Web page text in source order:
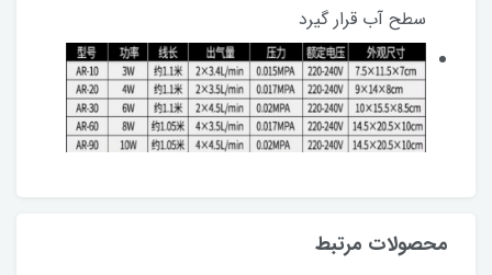
سطح آب قرار گیرد
محصولات مرتبط